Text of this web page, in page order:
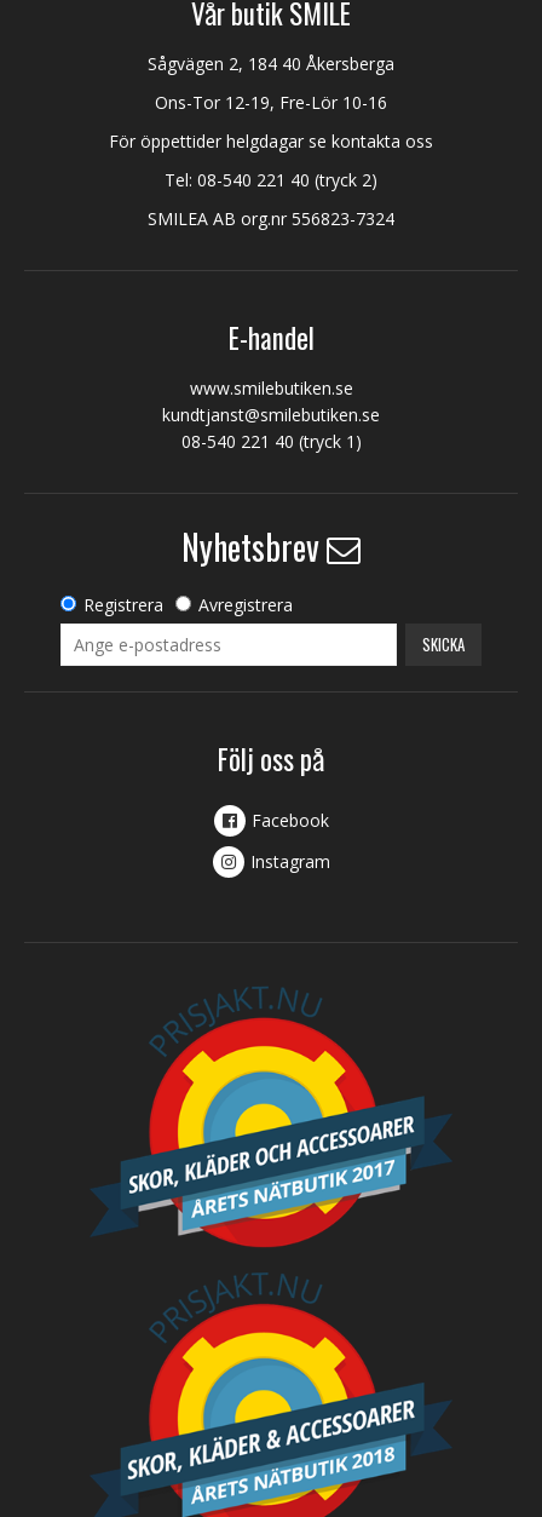
Vår butik SMILE
Sågvägen 2, 184 40 Åkersberga
Ons-Tor 12-19, Fre-Lör 10-16
För öppettider helgdagar se kontakta oss
Tel: 08-540 221 40 (tryck 2)
SMILEA AB org.nr 556823-7324
E-handel
www.smilebutiken.se
kundtjanst@smilebutiken.se
08-540 221 40 (tryck 1)
Nyhetsbrev
Registrera Avregistrera
SKICKA
Följ oss på
Facebook
Instagram